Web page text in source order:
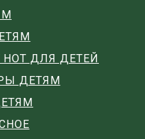
ДЛЯ ДЕТЕЙ
ДЕТЯМ